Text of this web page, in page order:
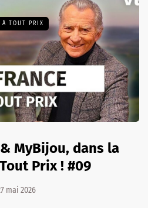
À TOUT PRIX
MyBijou, dans la
Prix ! #09
mai 2026